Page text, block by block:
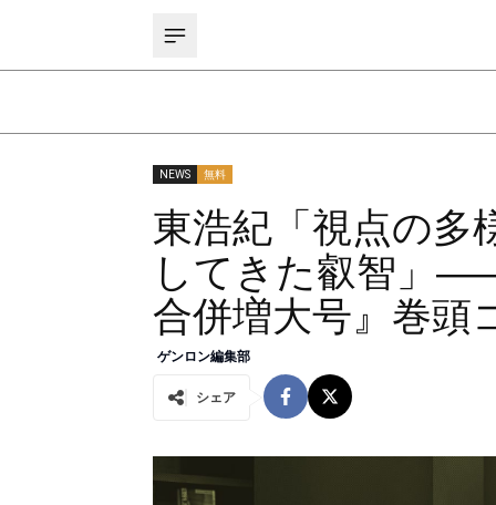
NEWS 無料
東浩紀「視点の多
してきた叡智」
合併増大号』巻頭
ゲンロン編集部
シェア